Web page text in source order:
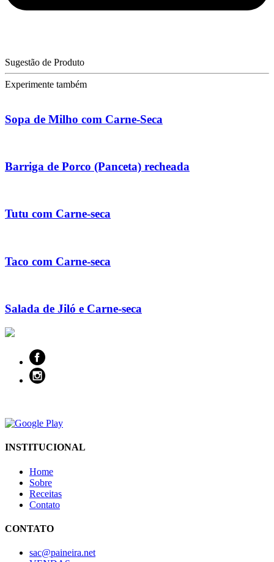
Sugestão de Produto
Experimente também
Sopa de Milho com Carne-Seca
Barriga de Porco (Panceta) recheada
Tutu com Carne-seca
Taco com Carne-seca
Salada de Jiló e Carne-seca
INSTITUCIONAL
Home
Sobre
Receitas
Contato
CONTATO
sac@paineira.net